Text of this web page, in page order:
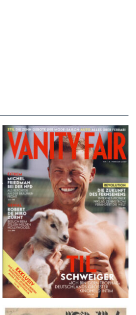
VANITY FAIR – Nr. 7 – 8.
Februar 2007